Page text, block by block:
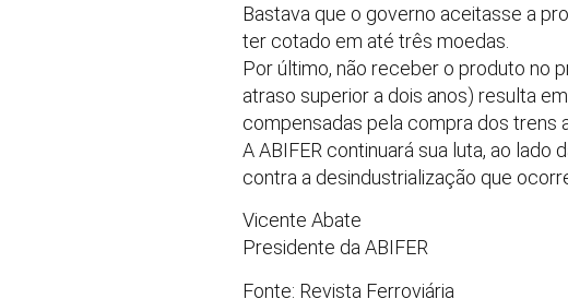
Bastava que o governo aceitasse a
ter cotado em até três moedas.
Por último, não receber o produto no
atraso superior a dois anos) resulta
compensadas pela compra dos trens
A ABIFER continuará sua luta, ao lado
contra a desindustrialização que
Vicente Abate
Presidente da ABIFER
Fonte: Revista Ferroviária